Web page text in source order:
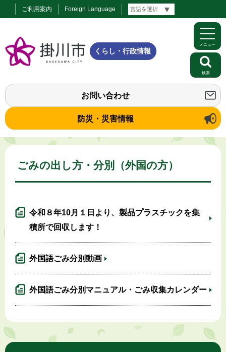
ご利用案内 Foreign Language
くらし・行政情報
お問い合わせ
防災・災害情報
メニュー
検索
ごみの出し方・分別（外国の方）
令和８年10月１日より、製品プラスチックを集
積所で回収します！
外国語ごみ分別動画
外国語ごみ分別マニュアル・ごみ収集カレンダー